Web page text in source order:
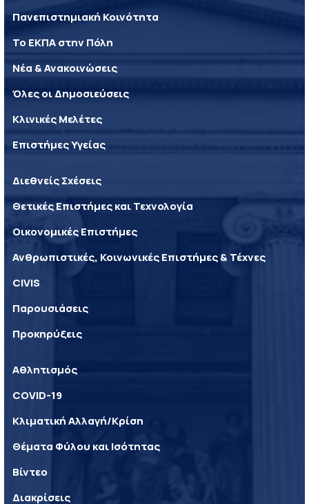
Πανεπιστημιακή Κοινότητα
Το ΕΚΠΑ στην Πόλη
Νέα & Ανακοινώσεις
Όλες οι Δημοσιεύσεις
Κλινικές Μελέτες
Επιστήμες Υγείας
Διεθνείς Σχέσεις
Θετικές Επιστήμες και Τεχνολογία
Οικονομικές Επιστήμες
Ανθρωπιστικές, Κοινωνικές Επιστήμες & Τέχνες
CIVIS
Παρουσιάσεις
Προκηρύξεις
Αθλητισμός
COVID-19
Κλιματική Αλλαγή/Κρίση
Θέματα Φύλου και Ισότητας
Βίντεο
Διακρίσεις